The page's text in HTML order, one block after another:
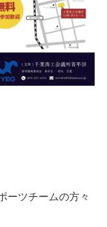
ーツチームの方々